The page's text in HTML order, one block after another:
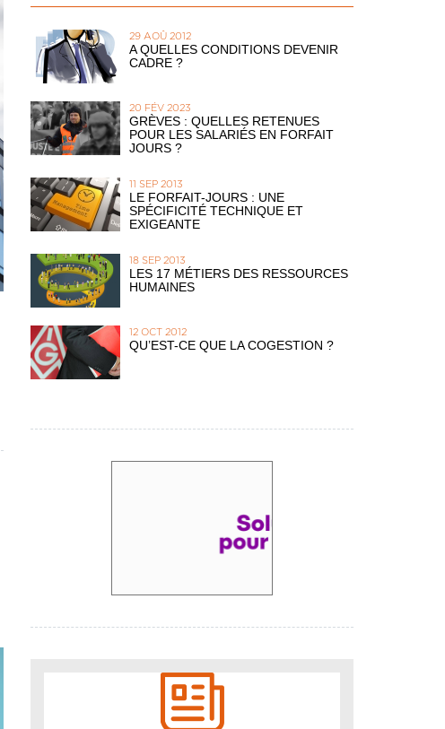
29 AOÛ 2012
A QUELLES CONDITIONS DEVENIR
CADRE ?
20 FÉV 2023
GRÈVES : QUELLES RETENUES
POUR LES SALARIÉS EN FORFAIT
JOURS ?
11 SEP 2013
LE FORFAIT-JOURS : UNE
SPÉCIFICITÉ TECHNIQUE ET
EXIGEANTE
18 SEP 2013
LES 17 MÉTIERS DES RESSOURCES
HUMAINES
12 OCT 2012
QU’EST-CE QUE LA COGESTION ?